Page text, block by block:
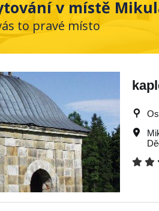
v místě
to pravé místo